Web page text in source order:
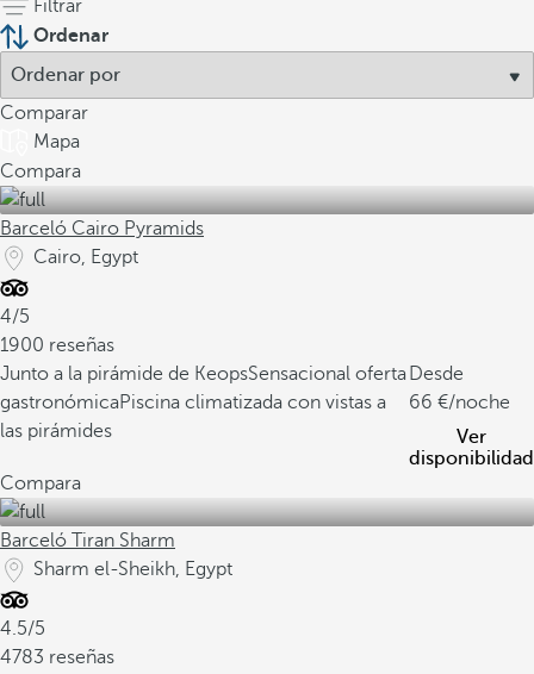
Filtrar
Ordenar
Comparar
Mapa
Compara
Barceló Cairo Pyramids
Cairo, Egypt
4/5
1900 reseñas
Junto a la pirámide de KeopsSensacional oferta
gastronómicaPiscina climatizada con vistas a
las pirámides
Desde
66
/noche
Ver
disponibilidad
Compara
Barceló Tiran Sharm
Sharm el-Sheikh, Egypt
4.5/5
4783 reseñas